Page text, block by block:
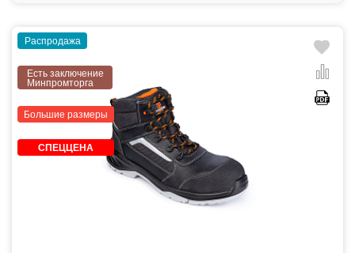
Распродажа
Есть заключение
Минпромторга
Большие размеры
СПЕЦЦЕНА